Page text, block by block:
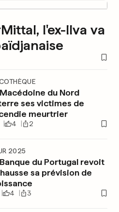
l'ex-Ilva va
du Nord
ses victimes de
meurtrier
4 2
2025
du Portugal revoit
sa prévision de
4 3